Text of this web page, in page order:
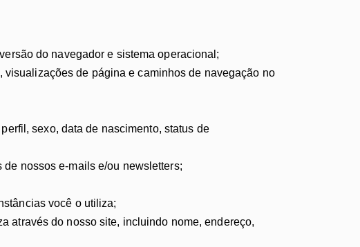
do navegador e sistema operacional;
de página e caminhos de navegação no
sexo, data de nascimento, status de
nossos e-mails e/ou newsletters;
você o utiliza;
através do nosso site, incluindo nome, endereço,